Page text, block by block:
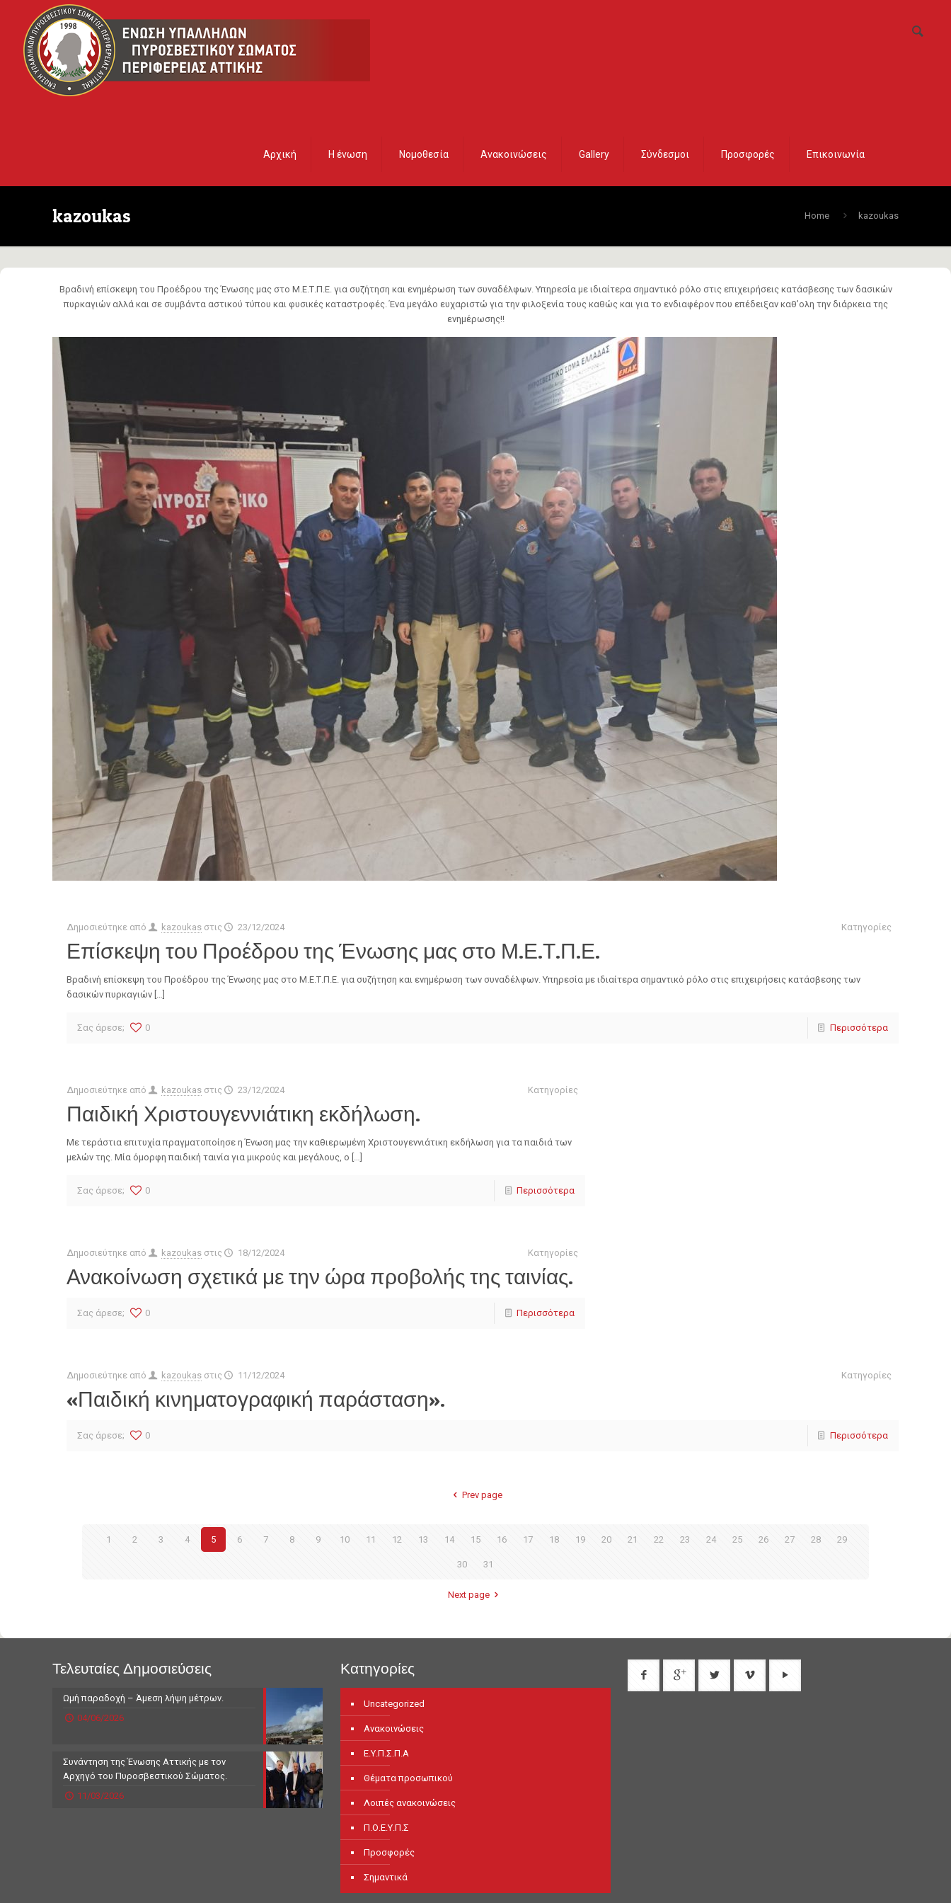
Αρχική Η ένωση Νομοθεσία Ανακοινώσεις Gallery Σύνδεσμοι Προσφορές Επικοινωνία
kazoukas Home kazoukas
Βραδινή επίσκεψη του Προέδρου της Ένωσης μας στο Μ.Ε.Τ.Π.Ε. για συζήτηση και ενημέρωση των συναδέλφων. Υπηρεσία με ιδιαίτερα σημαντικό ρόλο στις επιχειρήσεις κατάσβεσης των δασικών
πυρκαγιών αλλά και σε συμβάντα αστικού τύπου και φυσικές καταστροφές. Ένα μεγάλο ευχαριστώ για την φιλοξενία τους καθώς και για το ενδιαφέρον που επέδειξαν καθ’ολη την διάρκεια της
ενημέρωσης!!
Δημοσιεύτηκε από kazoukas στις 23/12/2024 Κατηγορίες
Επίσκεψη του Προέδρου της Ένωσης μας στο Μ.Ε.Τ.Π.Ε.
Βραδινή επίσκεψη του Προέδρου της Ένωσης μας στο Μ.Ε.Τ.Π.Ε. για συζήτηση και ενημέρωση των συναδέλφων. Υπηρεσία με ιδιαίτερα σημαντικό ρόλο στις επιχειρήσεις κατάσβεσης των
δασικών πυρκαγιών […]
Σας άρεσε; 0 Περισσότερα
Δημοσιεύτηκε από kazoukas στις 23/12/2024 Κατηγορίες
Παιδική Χριστουγεννιάτικη εκδήλωση.
Με τεράστια επιτυχία πραγματοποίησε η Ένωση μας την καθιερωμένη Χριστουγεννιάτικη εκδήλωση για τα παιδιά των
μελών της. Μία όμορφη παιδική ταινία για μικρούς και μεγάλους, ο […]
Σας άρεσε; 0 Περισσότερα
Δημοσιεύτηκε από kazoukas στις 18/12/2024 Κατηγορίες
Ανακοίνωση σχετικά με την ώρα προβολής της ταινίας.
Σας άρεσε; 0 Περισσότερα
Δημοσιεύτηκε από kazoukas στις 11/12/2024 Κατηγορίες
«Παιδική κινηματογραφική παράσταση».
Σας άρεσε; 0 Περισσότερα
Prev page
1 2 3 4 5 6 7 8 9 10 11 12 13 14 15 16 17 18 19 20 21 22 23 24 25 26 27 28 29
30 31
Next page
Τελευταίες Δημοσιεύσεις
Ωμή παραδοχή – Άμεση λήψη μέτρων.
04/06/2026
Συνάντηση της Ένωσης Αττικής με τον
Αρχηγό του Πυροσβεστικού Σώματος.
11/03/2026
Κατηγορίες
Uncategorized
Ανακοινώσεις
Ε.Υ.Π.Σ.Π.Α
Θέματα προσωπικού
Λοιπές ανακοινώσεις
Π.Ο.Ε.Υ.Π.Σ
Προσφορές
Σημαντικά